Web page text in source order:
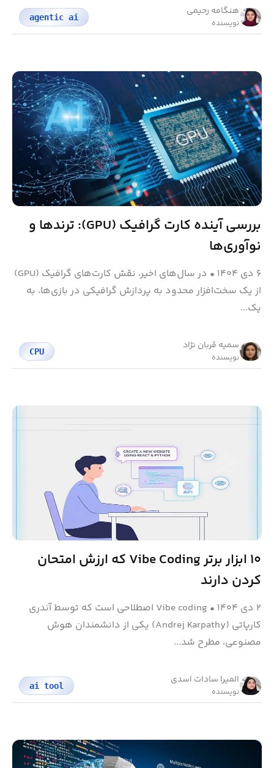
هنگامه رحیمی
نویسنده
agentic ai
بررسی آینده کارت گرافیک (GPU): ترندها و
نوآوری‌ها
۶ دی ۱۴۰۴ •
در سال‌های اخیر، نقش کارت‌های گرافیک (GPU)
از یک سخت‌افزار محدود به پردازش گرافیکی در بازی‌ها، به
یک...
سمیه قربان نژاد
نویسنده
CPU
۱۰ ابزار برتر Vibe Coding که ارزش امتحان
کردن دارند
۲ دی ۱۴۰۴ •
Vibe coding اصطلاحی است که توسط آندری
کارپاتی (Andrej Karpathy) یکی از دانشمندان هوش
مصنوعی، مطرح شد...
المیرا سادات اسدی
نویسنده
ai tool